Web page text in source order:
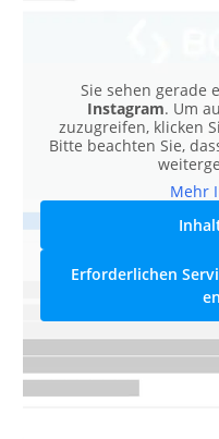
Sie sehen gerade
Instagram. Um
zuzugreifen, klicken
Bitte beachten Sie,
Mehr
Erforderlichen